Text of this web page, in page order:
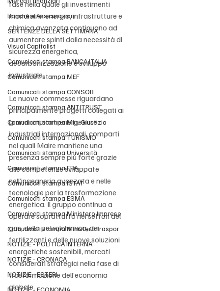
Banche e Assicurazioni
SENTENZE DELLA SETTIMANA
Visual Capitalist
Comunicati stampa BANCA ITALIA
Comunicati stampa MEF
Comunicati stampa CONSOB
Comunicati stampa ANTITRUST
Comunicati stampa Min. Giustizia
Comunicati stampa TURISMO
Comunicati stampa Università
Comunicati stampa EBA
Comunicati stampa ISTAT
Comunicati stampa ESMA
Comunicati stampa Ministero Imprese
Comunicati stampa Ministero traspor
NOTIZIE - POLITICA INTERNA
NOTIZIE - CRONACA
NOTIZIE - ESTERI
NOTIZIE - ECONOMIA
fase nella quale gli investimenti
mondiali in energia, infrastrutture e
chimica avanzata continuano ad
aumentare spinti dalla necessità di
sicurezza energetica,
decarbonizzazione e sviluppo
industriale.
Le nuove commesse riguardano
principalmente progetti collegati ai
grandi impianti energetici e
industriali internazionali, comparti
nei quali Maire mantiene una
presenza sempre più forte grazie
alle competenze sviluppate
nell’ingegneria avanzata e nelle
tecnologie per la trasformazione
energetica. Il gruppo continua a
operare soprattutto nei settori del
gas, della petrolchimica, dei
fertilizzanti e delle nuove soluzioni
energetiche sostenibili, mercati
considerati strategici nella fase di
trasformazione dell’economia
globale.